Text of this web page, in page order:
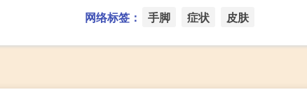
网络标签： 手脚 症状 皮肤